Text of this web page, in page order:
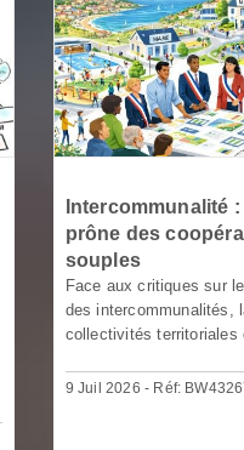
Intercommunalité
prône des
souples
Face aux critiques sur
des intercommunalités,
collectivités territoriales
9 Juil 2026 - Réf: